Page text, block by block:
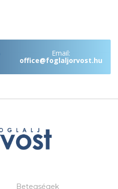
Email:
office@foglaljorvost.hu
Betegségek